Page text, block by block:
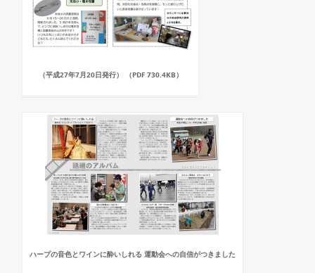
（平成27年7月20日発行） （PDF 730.4KB）
ハープの音色とワインに酔いしれる 運動会への自信がつきました